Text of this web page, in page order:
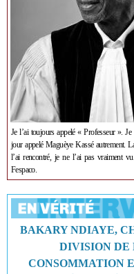
Je l’ai toujours appelé « Professeur ».
jour appelé Maguèye Kassé autrement.
l’ai rencontré, je ne l’ai pas vraiment
Fespaco.
BAKARY NDIAYE,
DIVISION DE
CONSOMMATION